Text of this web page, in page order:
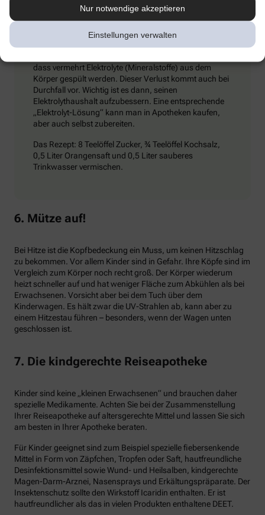
Nur notwendige akzeptieren
Einstellungen verwalten
Extra-Tipp
dass vermehrt Elektrolyte (Mineralstoffe) aus dem
Körper gespült werden. Dieser Verlust kommt auch bei
Durchfall vor. Wichtig ist es dann, seinen
Elektrolythaushalt aufzubessern. Eine entsprechende
„Elektrolyt-Lösung“ kann man in Apotheken kaufen,
aber auch selbst zubereiten.
Das Rezept: 8 Teelöffel Zucker, ¾ Teelöffel Kochsalz,
0,5 Liter Orangensaft und 0,5 Liter sauberes
Trinkwasser vermischen.
6. Mütze auf!
Bei Hitze ist die Kopfbedeckung ein Muss, um keinen Hitzschlag
zu bekommen. Vor allem Kinder sind in Gefahr. Ihre Köpfe sind im
Vergleich zum Körper noch recht groß. Der Körper wiederum
heizt schneller auf und hat weniger Fläche zum Abkühlen als bei
Erwachsenen. Vorsicht aber bei dem Tuch über dem
Kinderwagen. Es hält zwar die UV-Strahlen ab, kann aber zu
einem Hitzestau führen – besonders, wenn der Wagen unten
geschlossen ist.
7. Die kindgerechte Reiseapotheke
Kinder sind keine „kleinen Erwachsenen“ und brauchen daher
spezielle Medikamente. Achten Sie bei der Zusammenstellung
Ihrer Reiseapotheke auf altersgerechte Mittel und lassen Sie sich
am besten in Ihrer Apotheke beraten.
Für Kinder geeignet sind zum Beispiel spezielle fiebersenkende
Mittel in Form von Zäpfchen, Tropfen oder Saft, hautfreundliche
Desinfektionsmittel sowie Wund- und Heilsalben, kindgerechte
Magen-Darm-Arznei, Nasensprays und Erkältungspräparate. Der
Insektenschutz sollte den Wirkstoff Icaridin enthalten. Er ist
hautfreundlicher als das in vielen Produkten enthaltene DEET.